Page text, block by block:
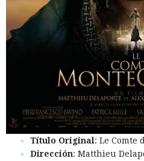
Título Original: Le Comte
Dirección: Matthieu